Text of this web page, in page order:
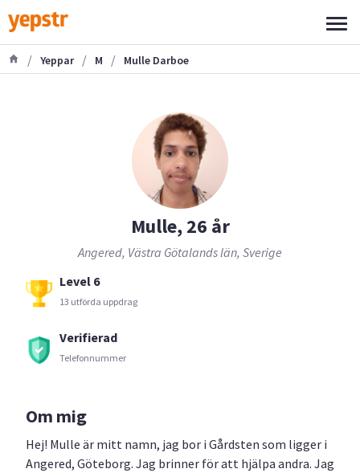
/ Yeppar / M / Mulle Darboe
Mulle, 26 år
Angered, Västra Götalands län, Sverige
Level 6
13 utförda uppdrag
Verifierad
Telefonnummer
Om mig
Hej! Mulle är mitt namn, jag bor i Gårdsten som ligger i
Angered, Göteborg. Jag brinner för att hjälpa andra. Jag